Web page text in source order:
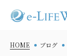
HOME ブログ